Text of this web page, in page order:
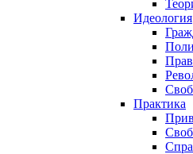
Идеология
Практика